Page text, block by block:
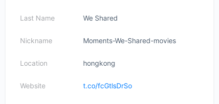
Last Name We Shared
Nickname Moments-We-Shared-movies
Location hongkong
Website t.co/fcGtlsDrSo